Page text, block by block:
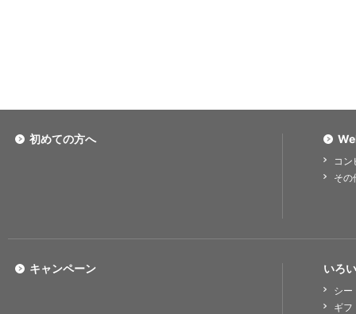
初めての方へ
コ
その
いろ
シー
ギフ
キャンペーン